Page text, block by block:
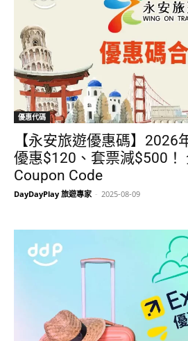
優惠代碼
【永安旅遊優惠碼】2026
優惠$120、套票減$500！
Coupon Code
DayDayPlay 旅遊專家 - 2025-08-09